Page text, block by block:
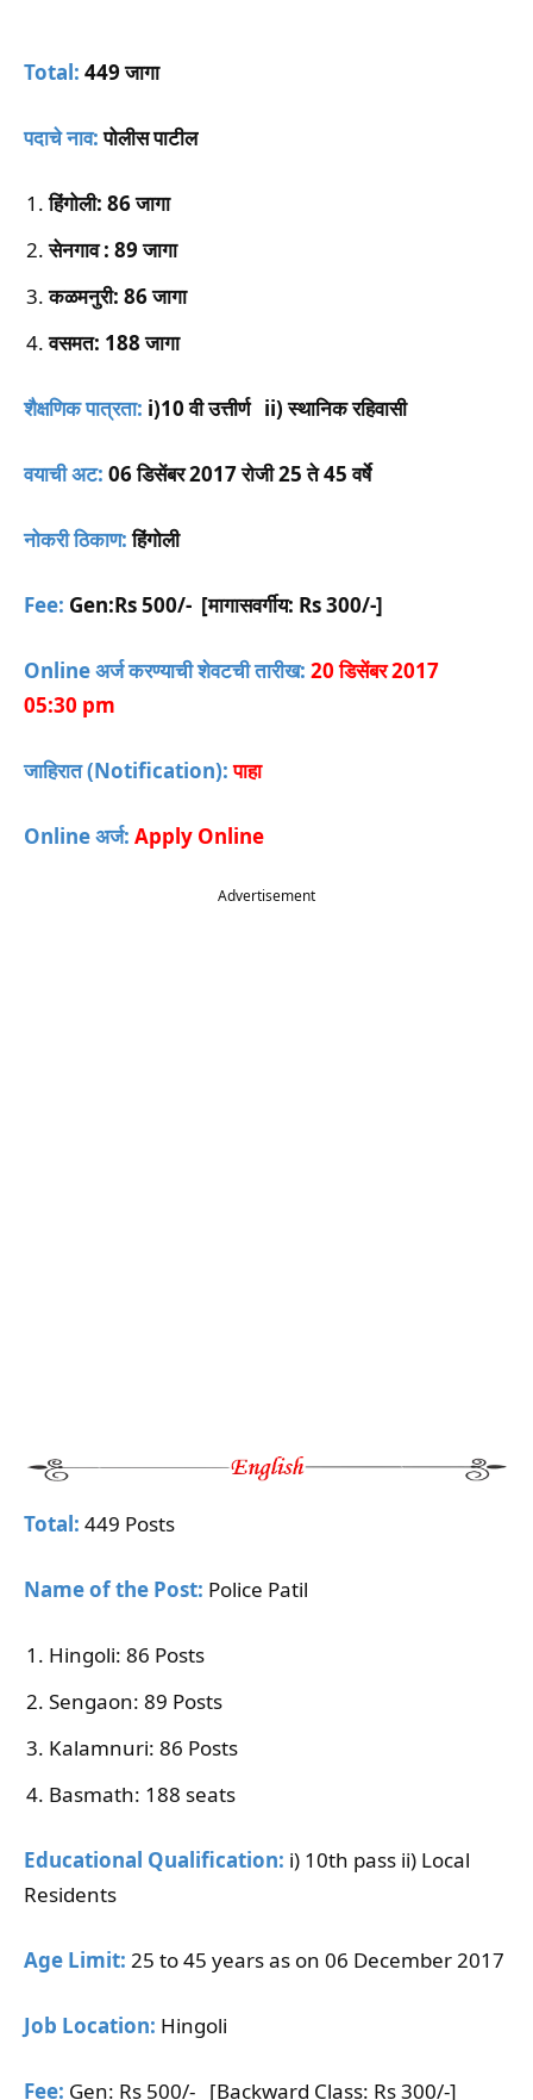
Total: 449 जागा
पदाचे नाव:पोलीस पाटील
हिंगोली: 86 जागा
सेनगाव : 89 जागा
कळमनुरी: 86 जागा
वसमत: 188 जागा
शैक्षणिक पात्रता: i)10 वी उत्तीर्ण ii) स्थानिक रहिवासी
वयाची अट: 06 डिसेंबर 2017 रोजी 25 ते 45 वर्षे
नोकरी ठिकाण: हिंगोली
Fee: Gen:Rs 500/- [मागासवर्गीय: Rs 300/-]
Online अर्ज करण्याची शेवटची तारीख: 20 डिसेंबर 2017
05:30 pm
जाहिरात (Notification):पाहा
Online अर्ज: Apply Online
Advertisement
Total: 449 Posts
Name of the Post: Police Patil
Hingoli: 86 Posts
Sengaon: 89 Posts
Kalamnuri: 86 Posts
Basmath: 188 seats
Educational Qualification: i) 10th pass ii) Local
Residents
Age Limit: 25 to 45 years as on 06 December 2017
Job Location: Hingoli
Fee: Gen: Rs 500/- [Backward Class: Rs 300/-]